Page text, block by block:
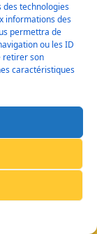
des technologies
informations des
permettra de
ou les ID
retirer son
caractéristiques